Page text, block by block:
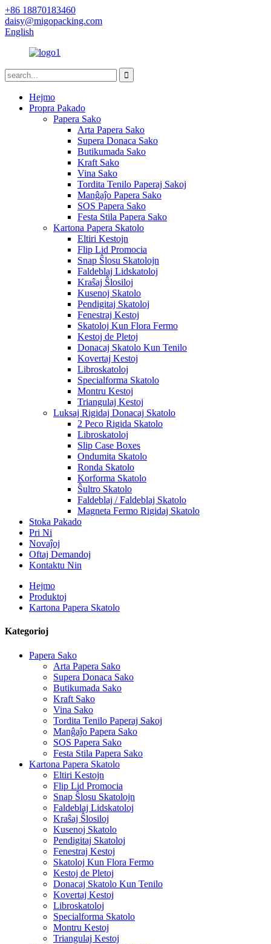
+86 18870183460
daisy@migopacking.com
English
Hejmo
Propra Pakado
Papera Sako
Arta Papera Sako
Supera Donaca Sako
Butikumada Sako
Kraft Sako
Vina Sako
Tordita Tenilo Paperaj Sakoj
Manĝaĵo Papera Sako
SOS Papera Sako
Festa Stila Papera Sako
Kartona Papera Skatolo
Eltiri Kestojn
Flip Lid Promocia
Snap Ŝlosu Skatolojn
Faldeblaj Lidskatoloj
Kraŝaj Ŝlosiloj
Kusenoj Skatolo
Pendigitaj Skatoloj
Fenestraj Kestoj
Skatoloj Kun Flora Fermo
Kestoj de Pletoj
Donacaj Skatolo Kun Tenilo
Kovertaj Kestoj
Libroskatoloj
Specialforma Skatolo
Montru Kestoj
Triangulaj Kestoj
Luksaj Rigidaj Donacaj Skatolo
2 Peco Rigida Skatolo
Libroskatoloj
Slip Case Boxes
Ondumita Skatolo
Ronda Skatolo
Korforma Skatolo
Ŝultro Skatolo
Faldeblaj / Faldeblaj Skatolo
Magneta Fermo Rigidaj Skatolo
Stoka Pakado
Pri Ni
Novaĵoj
Oftaj Demandoj
Kontaktu Nin
Hejmo
Produktoj
Kartona Papera Skatolo
Kategorioj
Papera Sako
Arta Papera Sako
Supera Donaca Sako
Butikumada Sako
Kraft Sako
Vina Sako
Tordita Tenilo Paperaj Sakoj
Manĝaĵo Papera Sako
SOS Papera Sako
Festa Stila Papera Sako
Kartona Papera Skatolo
Eltiri Kestojn
Flip Lid Promocia
Snap Ŝlosu Skatolojn
Faldeblaj Lidskatoloj
Kraŝaj Ŝlosiloj
Kusenoj Skatolo
Pendigitaj Skatoloj
Fenestraj Kestoj
Skatoloj Kun Flora Fermo
Kestoj de Pletoj
Donacaj Skatolo Kun Tenilo
Kovertaj Kestoj
Libroskatoloj
Specialforma Skatolo
Montru Kestoj
Triangulaj Kestoj